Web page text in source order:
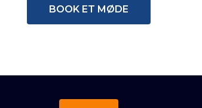
BOOK ET MØDE